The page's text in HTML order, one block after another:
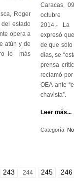
Roger
estado
opera a
atún y de
lo más
Caracas,
octubre
2014.- La
expresó
de que solo
días, se
prensa
reclamó
OEA ante
chavista”.
Leer más...
Categoría:
243 244 245 246